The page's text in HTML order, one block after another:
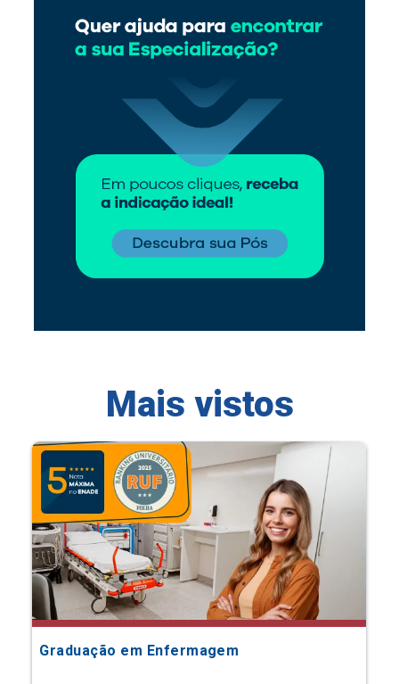
Mais vistos
Graduação em Enfermagem